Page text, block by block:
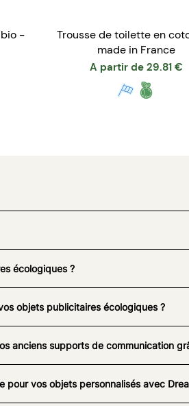
-
Trousse de toilette en
made in France
A partir de 29.81 €
écologiques ?
objets publicitaires écologiques ?
anciens supports de communication
pour vos objets personnalisés avec